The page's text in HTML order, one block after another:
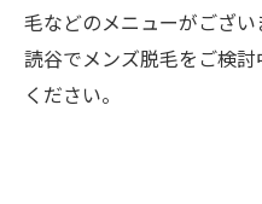
毛などのメニューがござい
読谷でメンズ脱毛をご検
ください。